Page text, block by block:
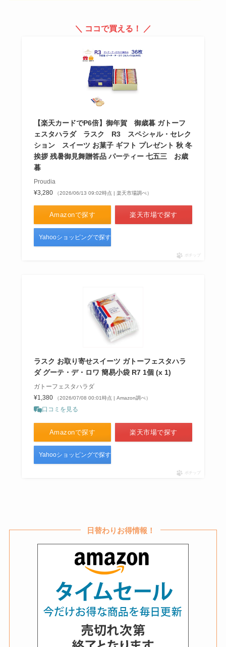
オーグメンチンは販売中止の理由
どこで買える？
【ゴミ袋はどこで買う？】安い45
リットルがほしい！業務スーパ
クリックポストはどこで買える？
ワールドコインはどこで買う？公
式サイト・アプリで買える？購
入・登録方法もチェック！
＼ ココで買える！ ／
【楽天カードでP6倍】御年賀 御歳暮 ガトーフ
ェスタハラダ ラスク R3 スペシャル・セレク
ション スイーツ お菓子 ギフト プレゼント 秋 冬
挨拶 残暑御見舞贈答品 パーティー 七五三 お歳
暮
Proudia
¥3,280
（2026/06/13 09:02時点 | 楽天市場調べ）
Amazonで探す 楽天市場で探す
Yahooショッピングで探す
ポチップ
ラスク お取り寄せスイーツ ガトーフェスタハラ
ダ グーテ・デ・ロワ 簡易小袋 R7 1個 (x 1)
ガトーフェスタハラダ
¥1,380
（2026/07/08 00:01時点 | Amazon調べ）
口コミを見る
Amazonで探す 楽天市場で探す
Yahooショッピングで探す
ポチップ
日替わりお得情報！